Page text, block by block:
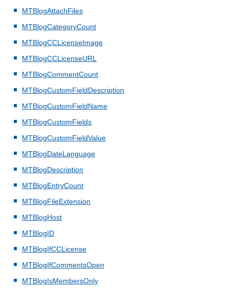
MTBlogAttachFiles
MTBlogCategoryCount
MTBlogCCLicenseImage
MTBlogCCLicenseURL
MTBlogCommentCount
MTBlogCustomFieldDescription
MTBlogCustomFieldName
MTBlogCustomFields
MTBlogCustomFieldValue
MTBlogDateLanguage
MTBlogDescription
MTBlogEntryCount
MTBlogFileExtension
MTBlogHost
MTBlogID
MTBlogIfCCLicense
MTBlogIfCommentsOpen
MTBlogIsMembersOnly